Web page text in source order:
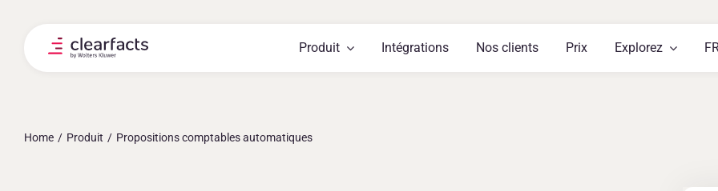
Produit Intégrations Nos clients Prix Explorez
Home Produit Propositions comptables automatiques